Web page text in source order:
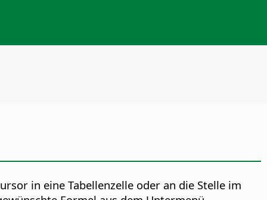
in eine Tabellenzelle oder an die Stelle im